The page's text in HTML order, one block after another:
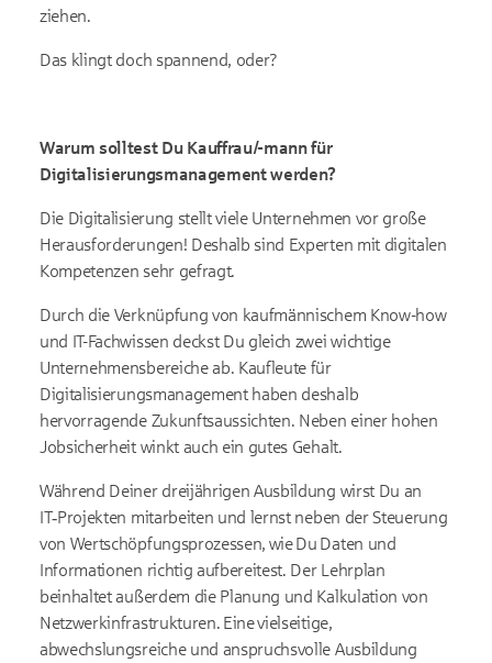
ziehen.
Das klingt doch spannend, oder?
Warum solltest Du Kauffrau/-mann für
Digitalisierungsmanagement werden?
Die Digitalisierung stellt viele Unternehmen vor große
Herausforderungen! Deshalb sind Experten mit digitalen
Kompetenzen sehr gefragt.
Durch die Verknüpfung von kaufmännischem Know-how
und IT-Fachwissen deckst Du gleich zwei wichtige
Unternehmensbereiche ab. Kaufleute für
Digitalisierungsmanagement haben deshalb
hervorragende Zukunftsaussichten. Neben einer hohen
Jobsicherheit winkt auch ein gutes Gehalt.
Während Deiner dreijährigen Ausbildung wirst Du an
IT‑Projekten mitarbeiten und lernst neben der Steuerung
von Wertschöpfungsprozessen, wie Du Daten und
Informationen richtig aufbereitest. Der Lehrplan
beinhaltet außerdem die Planung und Kalkulation von
Netzwerkinfrastrukturen. Eine vielseitige,
abwechslungsreiche und anspruchsvolle Ausbildung